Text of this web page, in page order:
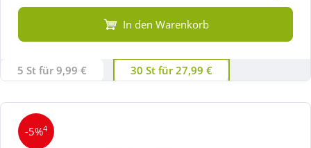
In den Warenkorb
5 St für 9,99 € 30 St für 27,99 €
-5%4